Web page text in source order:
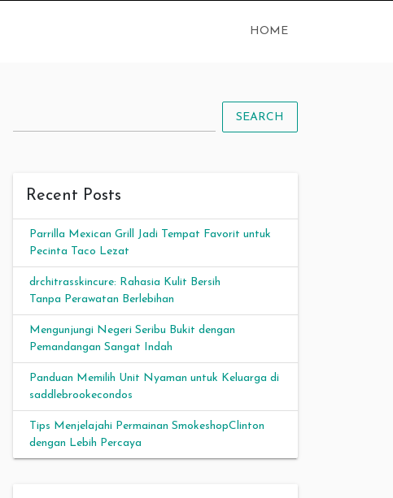
HOME
SEARCH
Recent Posts
Parrilla Mexican Grill Jadi Tempat Favorit untuk
Pecinta Taco Lezat
drchitrasskincure: Rahasia Kulit Bersih
Tanpa Perawatan Berlebihan
Mengunjungi Negeri Seribu Bukit dengan
Pemandangan Sangat Indah
Panduan Memilih Unit Nyaman untuk Keluarga di
saddlebrookecondos
Tips Menjelajahi Permainan SmokeshopClinton
dengan Lebih Percaya